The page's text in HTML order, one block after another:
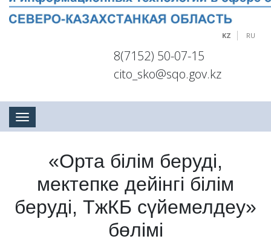
KZ RU
8(7152) 50-07-15
cito_sko@sqo.gov.kz
Toggle navigation
«Орта білім беруді,
мектепке дейінгі білім
беруді, ТжКБ сүйемелдеу»
бөлімі